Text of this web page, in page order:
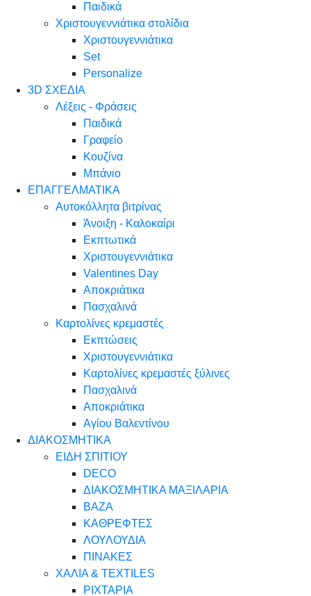
Παιδικά
Χριστουγεννιάτικα στολίδια
Χριστουγεννιάτικα
Set
Personalize
3D ΣΧΕΔΙΑ
Λέξεις - Φράσεις
Παιδικά
Γραφείο
Κουζίνα
Μπάνιο
ΕΠΑΓΓΕΛΜΑΤΙΚΑ
Αυτοκόλλητα βιτρίνας
Άνοιξη - Καλοκαίρι
Εκπτωτικά
Χριστουγεννιάτικα
Valentines Day
Αποκριάτικα
Πασχαλινά
Καρτολίνες κρεμαστές
Εκπτώσεις
Χριστουγεννιάτικα
Καρτολίνες κρεμαστές ξύλινες
Πασχαλινά
Αποκριάτικα
Αγίου Βαλεντίνου
ΔΙΑΚΟΣΜΗΤΙΚΑ
ΕΙΔΗ ΣΠΙΤΙΟΥ
DECO
ΔΙΑΚΟΣΜΗΤΙΚΑ ΜΑΞΙΛΑΡΙΑ
ΒΑΖΑ
ΚΑΘΡΕΦΤΕΣ
ΛΟΥΛΟΥΔΙΑ
ΠΙΝΑΚΕΣ
ΧΑΛΙΑ & TEXTILES
ΡΙΧΤΑΡΙΑ